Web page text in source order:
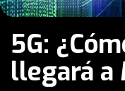
5G:
llegará a